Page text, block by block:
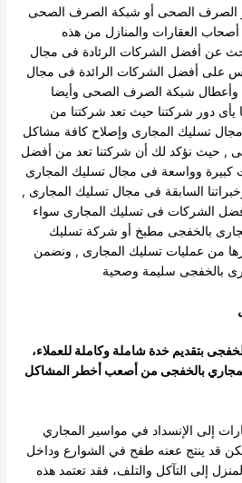
الصرف الصحى أو شبكة الصرف الصحى
أصحاب العقارات والمنازل من هذه
عن أفضل الشركات الرئادة فى مجال
على أفضل الشركات الرائدة فى مجال
وأعطال شبكة الصرف الصحى وأيضا
يأى دور شركتنا حيث تعد شركتنا من
تسليك المجارى وإصلاح كافة مشاكل
, حيث نؤكد لك أن شركتنا تعد من أفضل
كبيرة وواسعة فى مجال تسليك المجارى
السابقة فى مجال تسليك المجارى ,
الشركات فى تسليك المجارى سواء
بالخفجى مطبخ أو شركة تسليك
من عمليات تسليك المجارى , ونضمن
بالخفجى سليمة وصحية
بتقديم خدة شاملة وكاملة للعملاء،
بالخفجى من أصعب أخطر المشاكل
إلى الإنسداد في مواسير المجاري
قد ينتج ععنه طفح في الشوارع وداخل
إلى التآكل والتلف، فقد تعتمد هذه